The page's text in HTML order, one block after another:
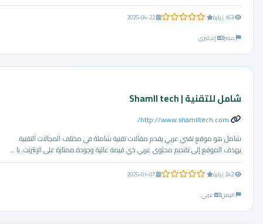
0.0 من 5 نجوم
2025-04-22
مصر
إنجليزي
شامل للتقنية | Shamll tech
http://www.shamlltech.com/
شامل هو موقع تقني عربي يقدم مقالات تقنية شاملة في مختلف المجالات التقنية.
يهدف الموقع إلى تقديم محتوى عربي ذي قيمة عالية وجودة ممتازة على الإنترنت. با ...
0.0 من 5 نجوم
2025-01-07
اليمن
عربي